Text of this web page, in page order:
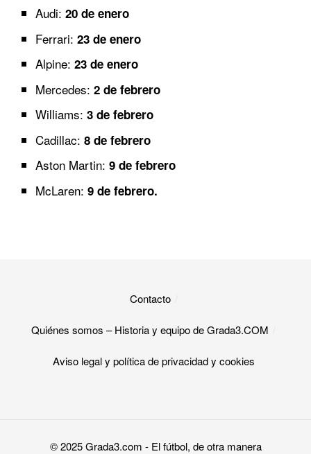
Audi:20 de enero
Ferrari:23 de enero
Alpine:23 de enero
Mercedes:2 de febrero
Williams:3 de febrero
Cadillac:8 de febrero
Aston Martin:9 de febrero
McLaren:9 de febrero.
Contacto
Quiénes somos – Historia y equipo de Grada3.COM
Aviso legal y política de privacidad y cookies​
© 2025Grada3.com - El fútbol, de otra manera